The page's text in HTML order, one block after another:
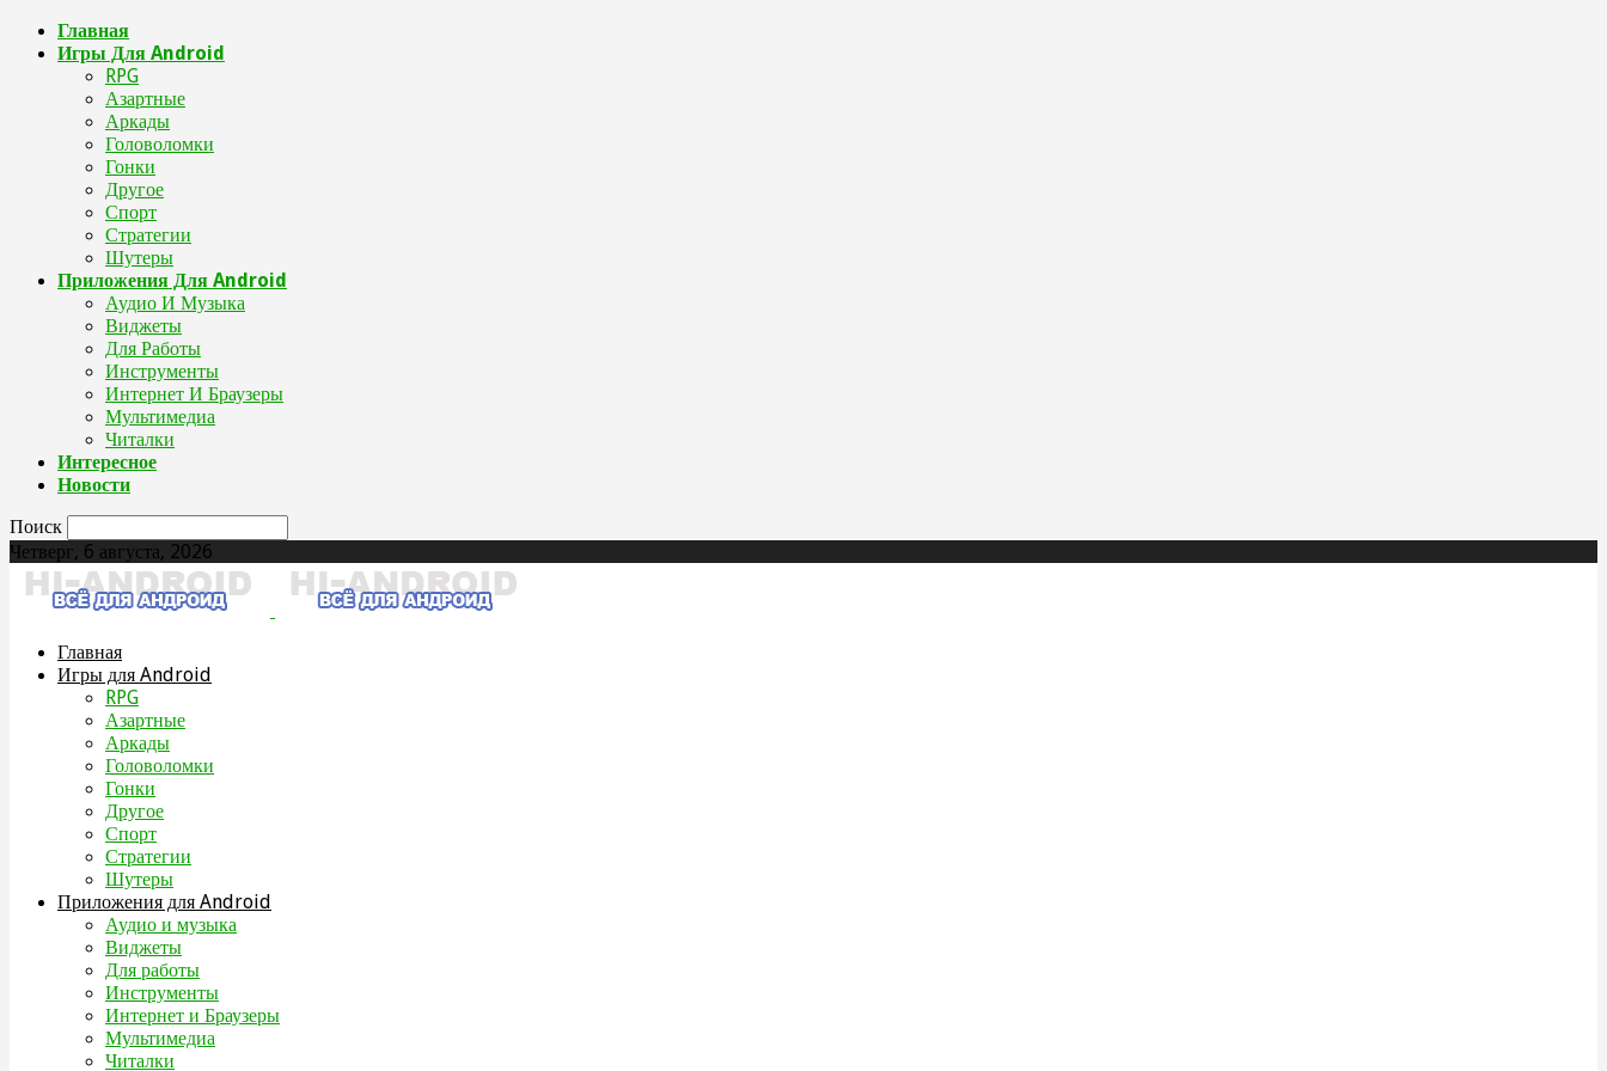
Главная
Игры Для Android
RPG
Азартные
Аркады
Головоломки
Гонки
Другое
Спорт
Стратегии
Шутеры
Приложения Для Android
Аудио И Музыка
Виджеты
Для Работы
Инструменты
Интернет И Браузеры
Мультимедиа
Читалки
Интересное
Новости
Поиск
Четверг, 6 августа, 2026
Главная
Игры для Android
RPG
Азартные
Аркады
Головоломки
Гонки
Другое
Спорт
Стратегии
Шутеры
Приложения для Android
Аудио и музыка
Виджеты
Для работы
Инструменты
Интернет и Браузеры
Мультимедиа
Читалки